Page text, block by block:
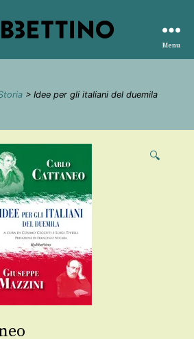
editore
Menu
> Idee per gli italiani del duemila
🔍